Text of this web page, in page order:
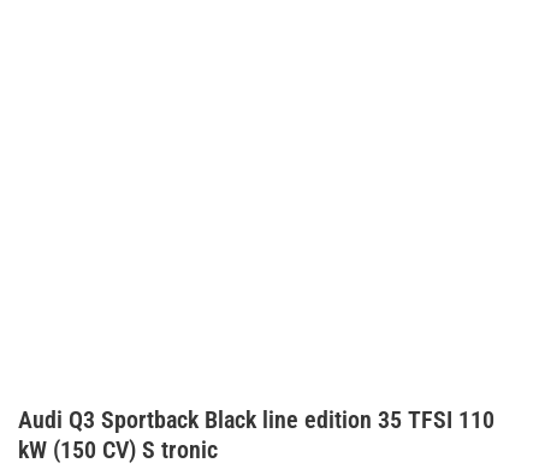
Audi Q3 Sportback Black line edition 35 TFSI 110
kW (150 CV) S tronic